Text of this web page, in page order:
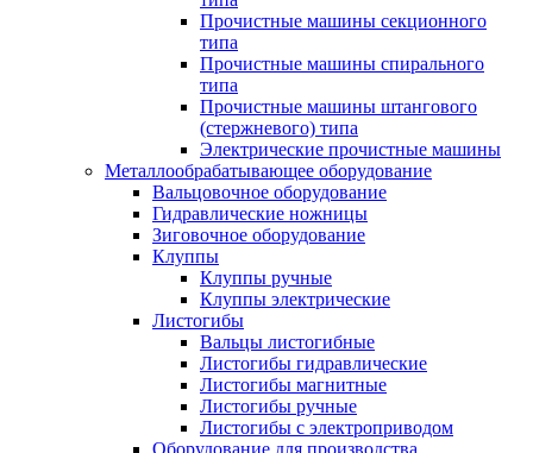
Прочистные машины секционного
типа
Прочистные машины спирального
типа
Прочистные машины штангового
(стержневого) типа
Электрические прочистные машины
Металлообрабатывающее оборудование
Вальцовочное оборудование
Гидравлические ножницы
Зиговочное оборудование
Клуппы
Клуппы ручные
Клуппы электрические
Листогибы
Вальцы листогибные
Листогибы гидравлические
Листогибы магнитные
Листогибы ручные
Листогибы с электроприводом
Оборудование для производства